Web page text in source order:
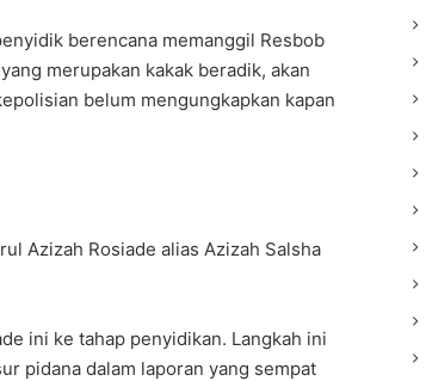
berencana memanggil Resbob
merupakan kakak beradik, akan
belum mengungkapkan kapan
Azizah Rosiade alias Azizah Salsha
ini ke tahap penyidikan. Langkah ini
pidana dalam laporan yang sempat